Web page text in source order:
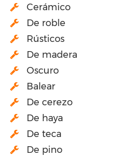
Cerámico
De roble
Rústicos
De madera
Oscuro
Balear
De cerezo
De haya
De teca
De pino